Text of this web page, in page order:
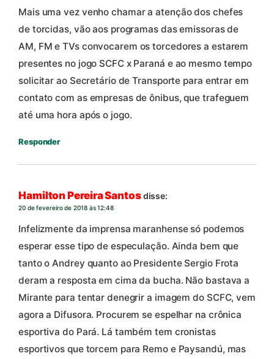
Mais uma vez venho chamar a atenção dos chefes
de torcidas, vão aos programas das emissoras de
AM, FM e TVs convocarem os torcedores a estarem
presentes no jogo SCFC x Paraná e ao mesmo tempo
solicitar ao Secretário de Transporte para entrar em
contato com as empresas de ônibus, que trafeguem
até uma hora após o jogo.
Responder
Hamilton Pereira Santosdisse:
20 de fevereiro de 2018 às 12:48
Infelizmente da imprensa maranhense só podemos
esperar esse tipo de especulação. Ainda bem que
tanto o Andrey quanto ao Presidente Sergio Frota
deram a resposta em cima da bucha. Não bastava a
Mirante para tentar denegrir a imagem do SCFC, vem
agora a Difusora. Procurem se espelhar na crônica
esportiva do Pará. Lá também tem cronistas
esportivos que torcem para Remo e Paysandú, mas